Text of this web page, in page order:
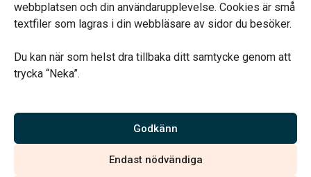
webbplatsen och din användarupplevelse. Cookies är små
textfiler som lagras i din webbläsare av sidor du besöker.
Du kan när som helst dra tillbaka ditt samtycke genom att
trycka “Neka”.
Godkänn
Endast nödvändiga
familjejuridiken – genom hela livet.